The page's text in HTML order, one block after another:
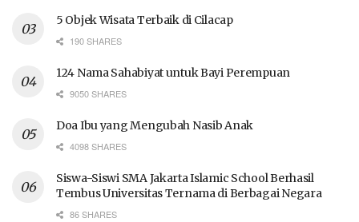
5 Objek Wisata Terbaik di Cilacap
190 SHARES
124 Nama Sahabiyat untuk Bayi Perempuan
9050 SHARES
Doa Ibu yang Mengubah Nasib Anak
4098 SHARES
Siswa-Siswi SMA Jakarta Islamic School Berhasil
Tembus Universitas Ternama di Berbagai Negara
86 SHARES